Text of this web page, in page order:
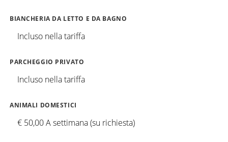
BIANCHERIA DA LETTO E DA BAGNO
Incluso nella tariffa
PARCHEGGIO PRIVATO
Incluso nella tariffa
ANIMALI DOMESTICI
€ 50,00 A settimana (su richiesta)